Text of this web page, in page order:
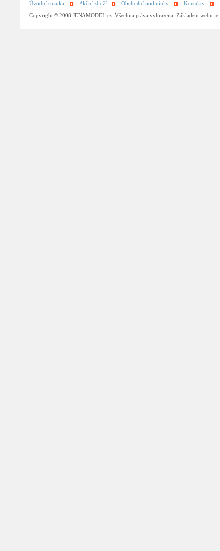
Úvodní stránka Akční zboží Obchodní podmínky Kontakty
Copyright © 2008 JENAMODEL.cz. Všechna práva vyhrazena. Základem webu je